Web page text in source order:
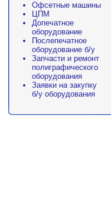
Офсетные машины
ЦПМ
Допечатное
оборудование
Послепечатное
оборудование б/у
Запчасти и ремонт
полиграфического
оборудования
Заявки на закупку
б/у оборудования